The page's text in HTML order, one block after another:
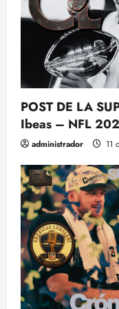
POST DE LA
Ibeas – NFL
administrador 11